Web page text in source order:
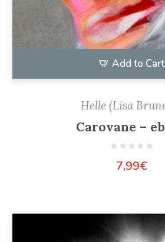
Add to Cart
Helle (Lisa
Carovane –
7,99€